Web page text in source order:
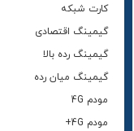
کارت شبکه
گیمینگ اقتصادی
گیمینگ رده بالا
گیمینگ میان رده
مودم 4G
مودم 4G+